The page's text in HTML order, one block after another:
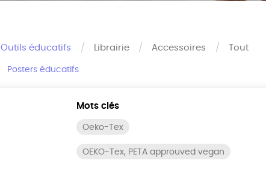
Outils éducatifs
Posters éducatifs
Librairie Accessoires Tout
Mots clés
Oeko-Tex
OEKO-Tex, PETA approuved vegan